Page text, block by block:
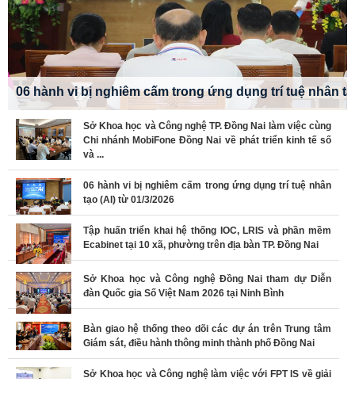
06 hành vi bị nghiêm cấm trong ứng dụng trí tuệ nhân
Sở Khoa học và Công nghệ TP. Đồng Nai làm việc cùng
Chi nhánh MobiFone Đồng Nai về phát triển kinh tế số
và ...
06 hành vi bị nghiêm cấm trong ứng dụng trí tuệ nhân
tạo (AI) từ 01/3/2026
Tập huấn triển khai hệ thống IOC, LRIS và phần mềm
Ecabinet tại 10 xã, phường trên địa bàn TP. Đồng Nai
Sở Khoa học và Công nghệ Đồng Nai tham dự Diễn
đàn Quốc gia Số Việt Nam 2026 tại Ninh Bình
Bàn giao hệ thống theo dõi các dự án trên Trung tâm
Giám sát, điều hành thông minh thành phố Đồng Nai
Sở Khoa học và Công nghệ làm việc với FPT IS về giải